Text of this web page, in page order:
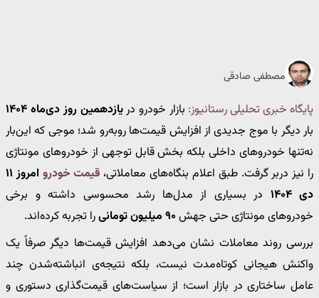
مصطفی صادقی
پایگاه خبری تحلیلی رستانیوز: بازار خودرو دریازدهمین روز دی‌ماه ۱۴۰۴
بار دیگر با موج جدیدی از افزایش قیمت‌ها روبه‌رو شد؛ موجی که این‌بار
نه‌تنها خودروهای داخلی بلکه بخش قابل توجهی از خودروهای مونتاژی
را نیز دربر گرفت. طبق اعلام بنگاه‌های معاملاتی، قیمت خودرو
امروز ۱۱
دی ۱۴۰۴
در بسیاری از مدل‌ها رشد محسوسی داشته و برخی
خودروهای مونتاژی حتی جهش۹۰ میلیون تومانی
را تجربه کرده‌اند.
بررسی روند معاملات نشان می‌دهد افزایش قیمت‌ها دیگر صرفاً یک
واکنش هیجانی کوتاه‌مدت نیست، بلکه نتیجه‌ی انباشته‌شدن چند
عامل ساختاری در بازار است؛ از سیاست‌های قیمت‌گذاری دستوری و